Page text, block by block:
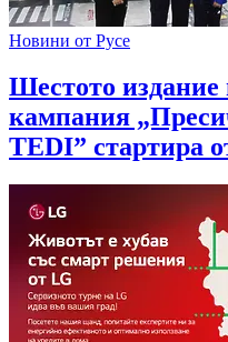
Новини от Русе
Шестото издание
кампания
TEDI” стартира